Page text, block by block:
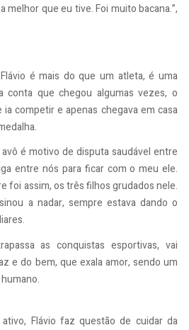
melhor que eu tive. Foi muito bacana.”,
é mais do que um atleta, é uma
conta que chegou algumas vezes, o
competir e apenas chegava em casa
é motivo de disputa saudável entre
entre nós para ficar com o meu ele.
foi assim, os três filhos grudados nele.
a nadar, sempre estava dando o
as conquistas esportivas, vai
e do bem, que exala amor, sendo um
Flávio faz questão de cuidar da